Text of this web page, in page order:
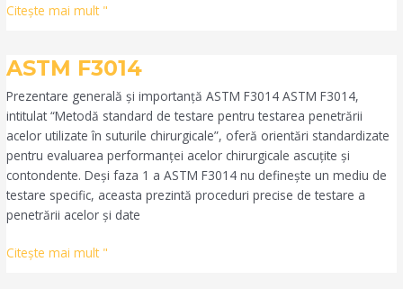
Citeşte mai mult "
ASTM F3014
Prezentare generală și importanță ASTM F3014 ASTM F3014,
intitulat “Metodă standard de testare pentru testarea penetrării
acelor utilizate în suturile chirurgicale”, oferă orientări standardizate
pentru evaluarea performanței acelor chirurgicale ascuțite și
contondente. Deși faza 1 a ASTM F3014 nu definește un mediu de
testare specific, aceasta prezintă proceduri precise de testare a
penetrării acelor și date
ASTM
Citeşte mai mult "